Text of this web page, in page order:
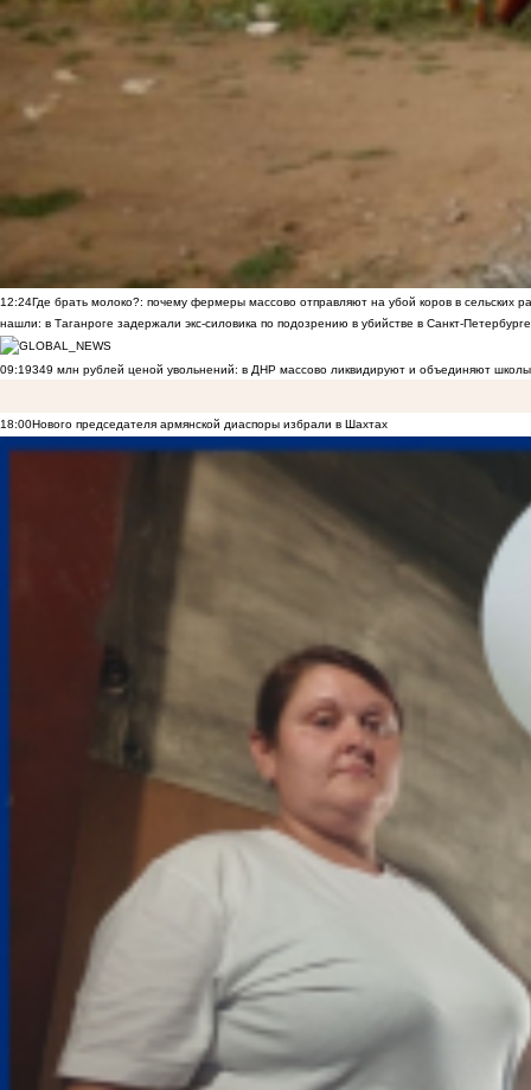
12:24Где брать молоко?: почему фермеры массово отправляют на убой коров в сельских
нашли: в Таганроге задержали экс-силовика по подозрению в убийстве в Санкт-Петербурге
09:19349 млн рублей ценой увольнений: в ДНР массово ликвидируют и объединяют
18:00Нового председателя армянской диаспоры избрали в Шахтах